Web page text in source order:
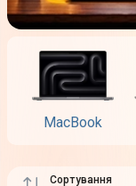
MacBook
Сортування